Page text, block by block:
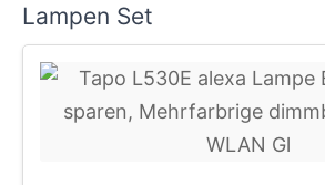
Lampen Set